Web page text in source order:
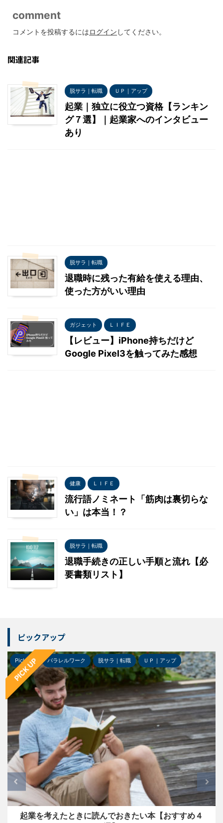
comment
コメントを投稿するにはログイン してください。
関連記事
脱サラ｜転職 ＵＰ｜アップ
起業｜独立に役立つ資格【ランキン
グ７選】｜起業家へのインタビュー
あり
脱サラ｜転職
退職時に残った有給を使える理由、
使った方がいい理由
ガジェット ＬＩＦＥ
【レビュー】iPhone持ちだけど
Google Pixel3を触ってみた感想
健康 ＬＩＦＥ
流行語ノミネート「筋肉は裏切らな
い」は本当！？
脱サラ｜転職
退職手続きの正しい手順と流れ【必
要書類リスト】
ピックアップ
PICK UP
Pick-up パラレルワーク 脱サラ｜転職 ＵＰ｜アップ
起業を考えたときに読んでおきたい本【おすすめ４